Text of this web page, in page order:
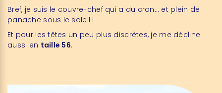
Bref, je suis le couvre-chef qui a du cran… et plein de
panache sous le soleil !
Et pour les têtes un peu plus discrètes, je me décline
aussi en taille 56.